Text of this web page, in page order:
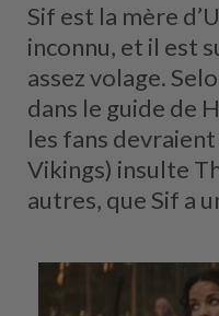
Sif est la mère
inconnu, et il est
assez volage.
dans le guide de
les fans
Vikings) insulte
autres, que Sif a